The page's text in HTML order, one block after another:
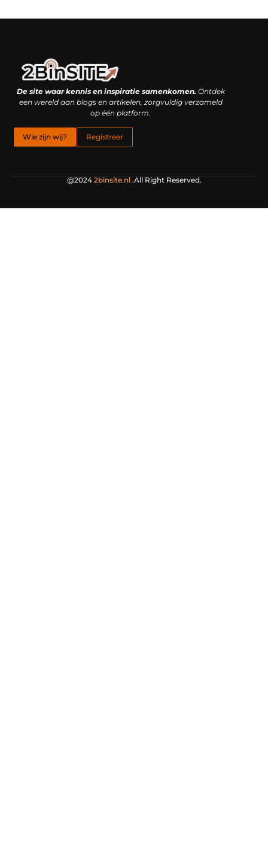
De site waar kennis en inspiratie samenkomen.Ontdek
een wereld aan blogs en artikelen, zorgvuldig verzameld
op één platform.
Wie zijn wij? Registreer
@2024 2binsite.nl.All Right Reserved.